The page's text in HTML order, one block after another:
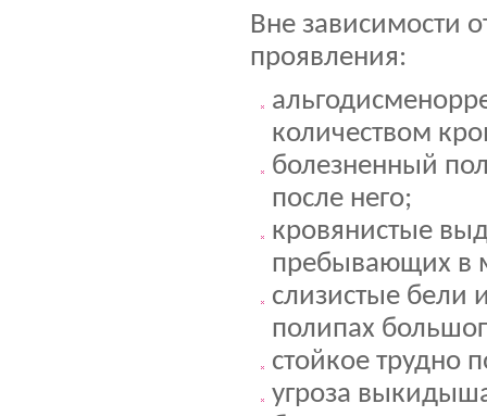
Вне зависимости
проявления:
количеством
болезненный
после него;
кровянистые
пребывающих в
слизистые бели
полипах
стойкое трудно
угроза